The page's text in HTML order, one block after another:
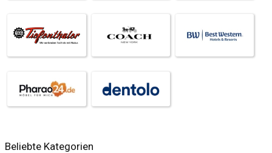
Beliebte Kategorien